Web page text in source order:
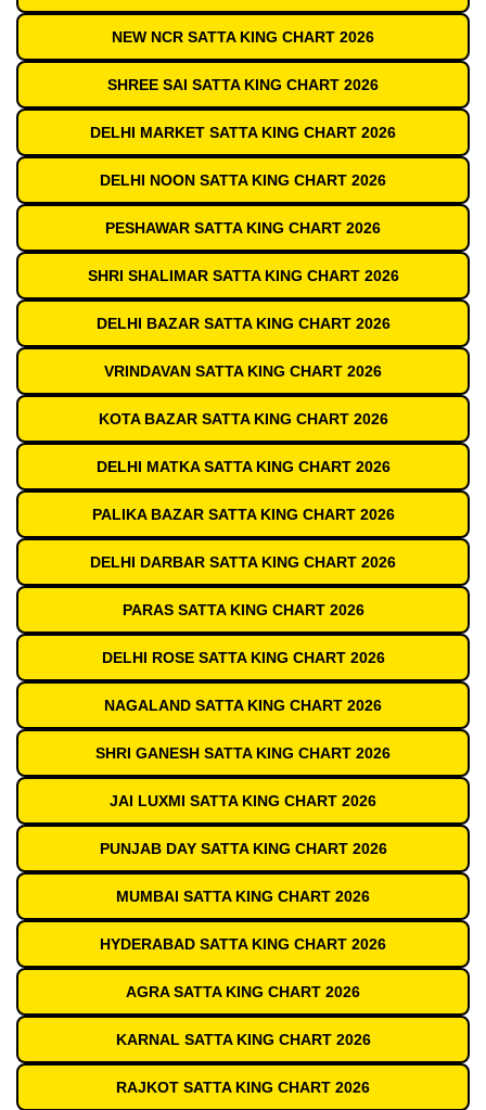
NEW NCR SATTA KING CHART 2026
SHREE SAI SATTA KING CHART 2026
DELHI MARKET SATTA KING CHART 2026
DELHI NOON SATTA KING CHART 2026
PESHAWAR SATTA KING CHART 2026
SHRI SHALIMAR SATTA KING CHART 2026
DELHI BAZAR SATTA KING CHART 2026
VRINDAVAN SATTA KING CHART 2026
KOTA BAZAR SATTA KING CHART 2026
DELHI MATKA SATTA KING CHART 2026
PALIKA BAZAR SATTA KING CHART 2026
DELHI DARBAR SATTA KING CHART 2026
PARAS SATTA KING CHART 2026
DELHI ROSE SATTA KING CHART 2026
NAGALAND SATTA KING CHART 2026
SHRI GANESH SATTA KING CHART 2026
JAI LUXMI SATTA KING CHART 2026
PUNJAB DAY SATTA KING CHART 2026
MUMBAI SATTA KING CHART 2026
HYDERABAD SATTA KING CHART 2026
AGRA SATTA KING CHART 2026
KARNAL SATTA KING CHART 2026
RAJKOT SATTA KING CHART 2026